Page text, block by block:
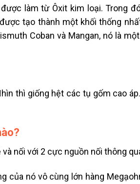
làm từ Ôxit kim loại. Trong
tạo thành một khối thống
Coban và Mangan, nó là
thì giống hệt các tụ gốm cao
nối với 2 cực nguồn nối thông
của nó vô cùng lớn hàng